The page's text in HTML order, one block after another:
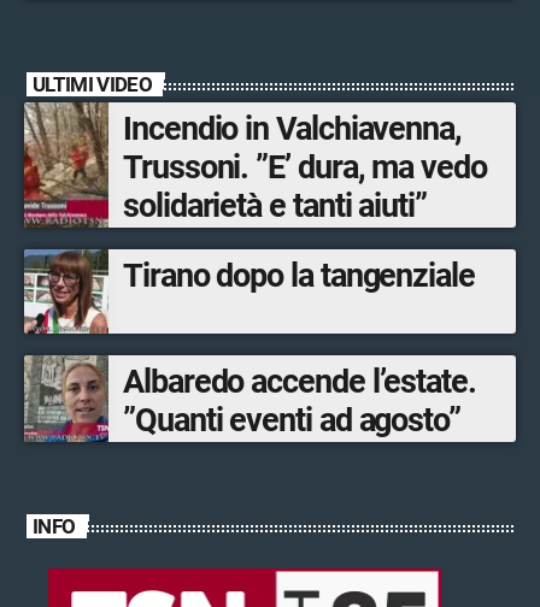
ULTIMI VIDEO
Incendio in Valchiavenna,
Trussoni. ”E’ dura, ma vedo
solidarietà e tanti aiuti”
Tirano dopo la tangenziale
Albaredo accende l’estate.
”Quanti eventi ad agosto”
INFO